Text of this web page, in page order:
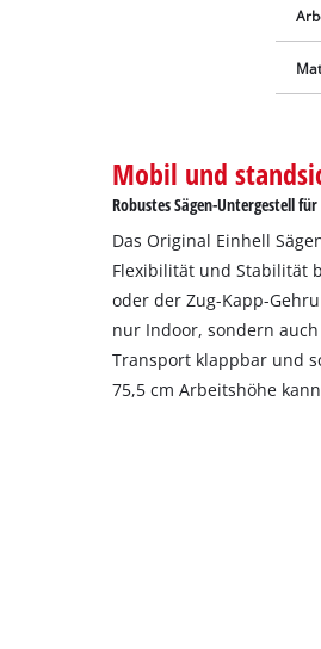
Mobil und
Robustes Sägen-Untergestell
Das Original Einhell
Flexibilität und Stabilität
oder der Zug-Kapp-
nur Indoor, sondern
Transport klappbar und
75,5 cm Arbeitshöhe